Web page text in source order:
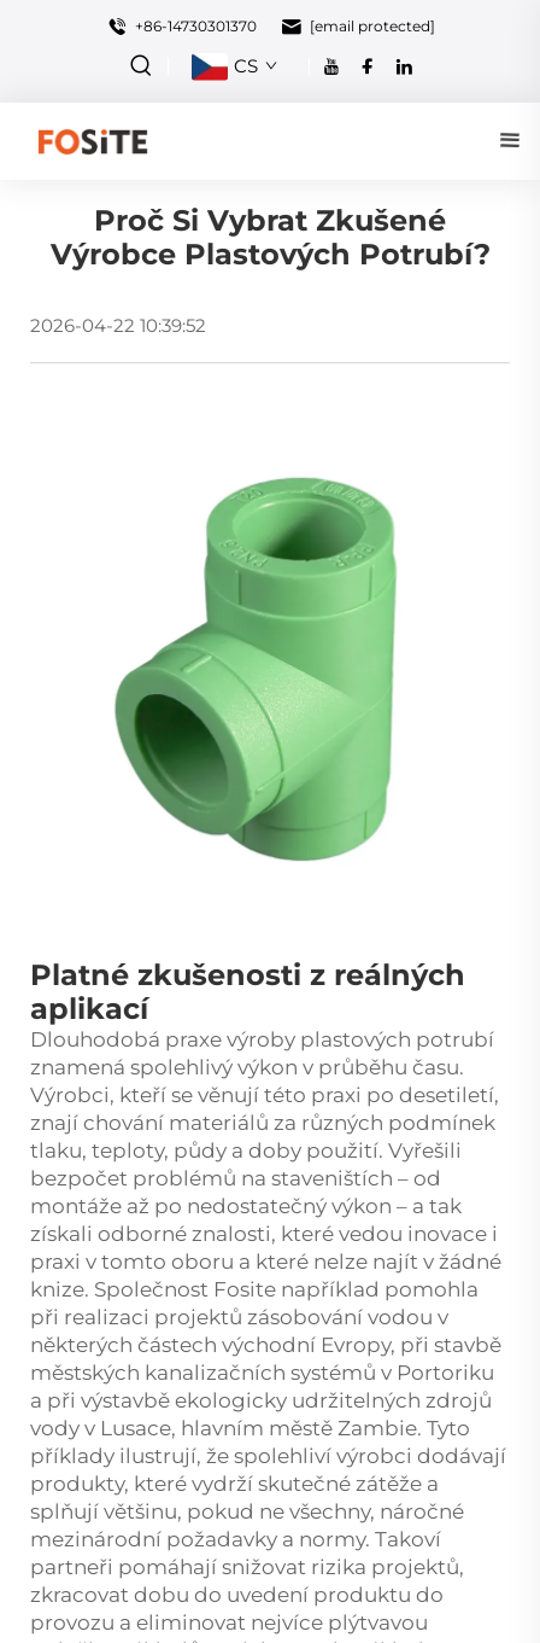
+86-14730301370 [email protected]
CS
Proč Si Vybrat Zkušené
Výrobce Plastových Potrubí?
2026-04-22 10:39:52
Platné zkušenosti z reálných
aplikací
Dlouhodobá praxe výroby plastových potrubí
znamená spolehlivý výkon v průběhu času.
Výrobci, kteří se věnují této praxi po desetiletí,
znají chování materiálů za různých podmínek
tlaku, teploty, půdy a doby použití. Vyřešili
bezpočet problémů na staveništích – od
montáže až po nedostatečný výkon – a tak
získali odborné znalosti, které vedou inovace i
praxi v tomto oboru a které nelze najít v žádné
knize. Společnost Fosite například pomohla
při realizaci projektů zásobování vodou v
některých částech východní Evropy, při stavbě
městských kanalizačních systémů v Portoriku
a při výstavbě ekologicky udržitelných zdrojů
vody v Lusace, hlavním městě Zambie. Tyto
příklady ilustrují, že spolehliví výrobci dodávají
produkty, které vydrží skutečné zátěže a
splňují většinu, pokud ne všechny, náročné
mezinárodní požadavky a normy. Takoví
partneři pomáhají snižovat rizika projektů,
zkracovat dobu do uvedení produktu do
provozu a eliminovat nejvíce plýtvavou